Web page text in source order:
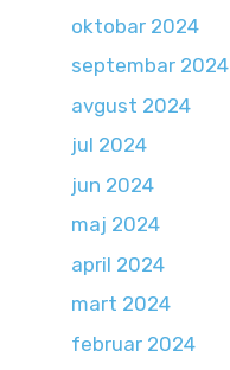
oktobar 2024
septembar 2024
avgust 2024
jul 2024
jun 2024
maj 2024
april 2024
mart 2024
februar 2024